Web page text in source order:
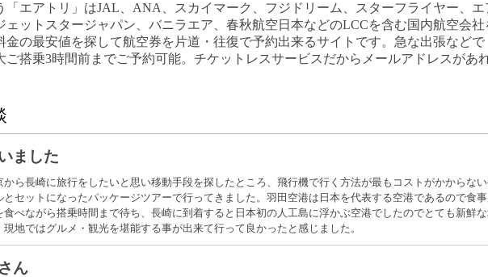
「エアトリ」はJAL、ANA、スカイマーク、フジドリーム、スターフライヤー、エ
ットスタージャパン、バニラエア、春秋航空日本などのLCCを含む国内航空会社
金の最安値を探して航空券を片道・往復で予約出来るサイトです。急な出張など
搭乗3時間前までご予約可能。チケットレスサービスだからメールアドレスがあ
ました
ら長崎に旅行をしたいと思い移動手段を探したところ、飛行機で行く方法が最もコストがかからな
セットになったパッケージツアーで行ってきました。羽田空港は日本を代表する空港であるので食
べながら搭乗時間まで待ち、長崎に到着すると日本初の人工島に浮かぶ空港でしたのでとても新鮮
地ではグルメ・観光を堪能する事が出来て行って良かったと感じました。
ん